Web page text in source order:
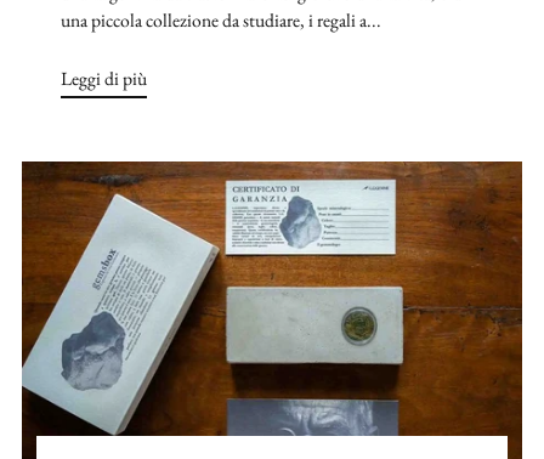
una piccola collezione da studiare, i regali a...
Leggi di più